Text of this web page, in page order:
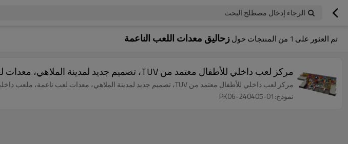
الرجاء إدخال مصطلح البحث
تم العثور على 1 من المنتجات حولزحاليق معدات اللعب الناعمة
مركز لعب داخلي للأطفال معتمد من TUV، تصميم جديد لمدينة الملاهي، معدات لعب ناعمة، ملعب داخلي للأطفال
مركز لعب داخلي للأطفال معتمد من TUV، تصميم جديد لمدينة الملاهي، معدات لعب ناعمة، ملعب داخلي للأطفال
نموذج:PK06-240405-01